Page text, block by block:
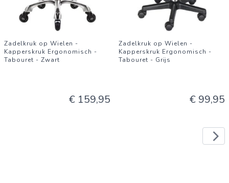
Zadelkruk op Wielen -
Kapperskruk Ergonomisch -
Tabouret - Zwart
€ 159,95
Zadelkruk op Wielen -
Kapperskruk Ergonomisch -
Tabouret - Grijs
€ 99,95